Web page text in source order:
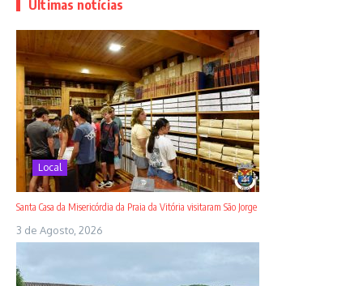
Últimas notícias
Local
Santa Casa da Misericórdia da Praia da Vitória visitaram São Jorge
3 de Agosto, 2026